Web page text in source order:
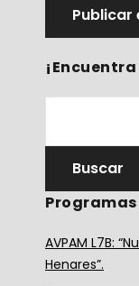
AVPAM L7B:
Henares”.